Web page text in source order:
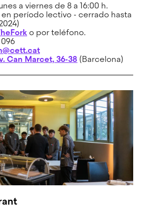
a viernes de 8 a 16:00 h.
período lectivo - cerrado hasta
o por teléfono.
Can Marcet, 36-38 (Barcelona)